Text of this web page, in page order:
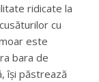
ridicate la
cu
este
bara de
își păstrează